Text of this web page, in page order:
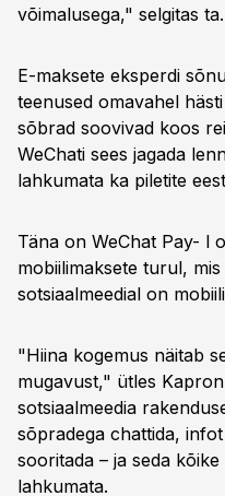
võimalusega," selgitas ta.
E-maksete eksperdi
teenused omavahel
sõbrad soovivad koos
WeChati sees jagada
lahkumata ka piletite
Täna on WeChat Pay- l
mobiilimaksete turul,
sotsiaalmeedial on
"Hiina kogemus näitab
mugavust," ütles
sotsiaalmeedia
sõpradega chattida,
sooritada – ja seda
lahkumata.